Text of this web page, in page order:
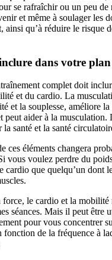
se rafraîchir ou un peu de
et même à soulager les
ainsi qu’à réduire le risque
dans votre plan
complet doit
et du cardio. La
et la souplesse, améliore
peut aider à la musculation.
santé et la santé
ces éléments changera
vous voulez perdre du
cardio que quelqu’un dont
le cardio et la mobilité
séances. Mais il peut être
pour vous concentrer
fonction de la fréquence à